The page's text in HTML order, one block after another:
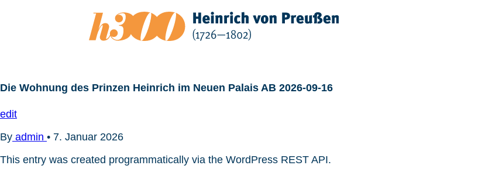
Die Wohnung des Prinzen Heinrich im Neuen Palais AB 2026-09-16
edit
By admin • 7. Januar 2026
This entry was created programmatically via the WordPress REST API.